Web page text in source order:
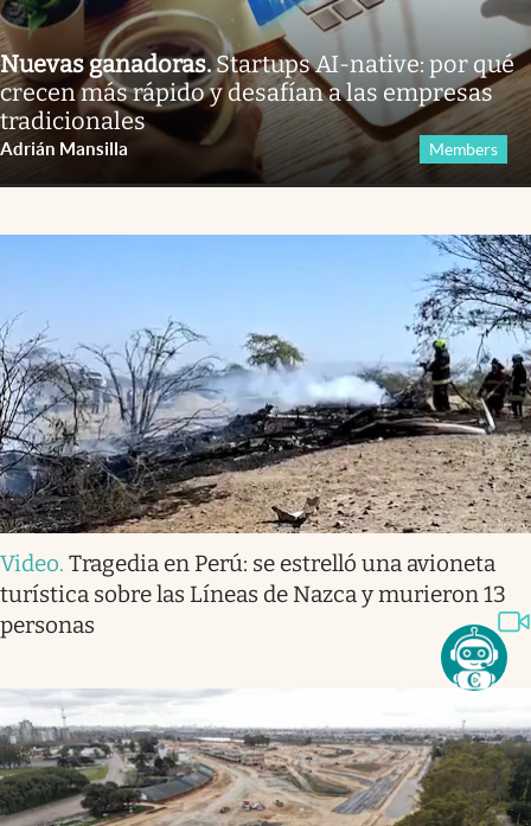
Nuevas ganadoras.Startups AI-native: por qué
crecen más rápido y desafían a las empresas
tradicionales
Adrián Mansilla Members
Video. Tragedia en Perú: se estrelló una avioneta
turística sobre las Líneas de Nazca y murieron 13
personas